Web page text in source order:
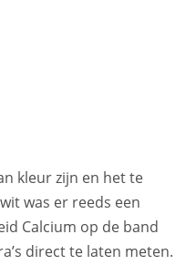
kleur zijn en het te
was er reeds een
Calcium op de band
direct te laten meten.